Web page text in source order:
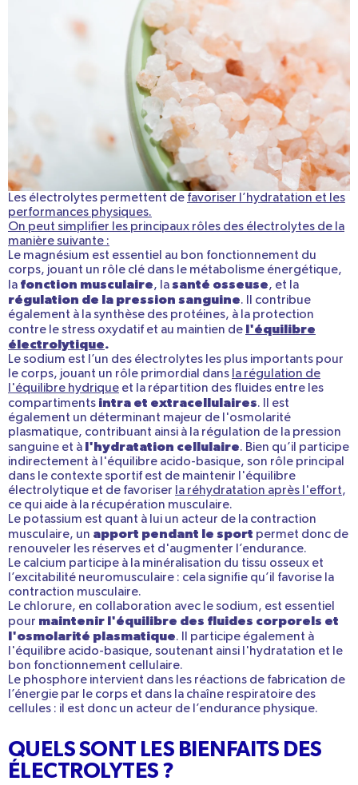
Les électrolytes permettent de favoriser l’hydratation et les
performances physiques.
On peut simplifier les principaux rôles des électrolytes de la
manière suivante :
Le magnésium est essentiel au bon fonctionnement du
corps, jouant un rôle clé dans le métabolisme énergétique,
la fonction musculaire, lasanté osseuse, et la
régulation de la pression sanguine. Il contribue
également à la synthèse des protéines, à la protection
contre le stress oxydatif et au maintien de l'équilibre
électrolytique.
Le sodium est l’un des électrolytes les plus importants pour
le corps, jouant un rôle primordial dans la régulation de
l'équilibre hydrique et la répartition des fluides entre les
compartiments intra et extracellulaires. Il est
également un déterminant majeur de l'osmolarité
plasmatique, contribuant ainsi à la régulation de la pression
sanguine et à l'hydratation cellulaire. Bien qu’il participe
indirectement à l'équilibre acido-basique, son rôle principal
dans le contexte sportif est de maintenir l'équilibre
électrolytique et de favoriser la réhydratation après l'effort,
ce qui aide à la récupération musculaire.
Le potassium est quant à lui un acteur de la contraction
musculaire, un apport pendant le sport permet donc de
renouveler les réserves et d'augmenter l’endurance.
Le calcium participe à la minéralisation du tissu osseux et
l’excitabilité neuromusculaire : cela signifie qu’il favorise la
contraction musculaire.
Le chlorure, en collaboration avec le sodium, est essentiel
pour maintenir l'équilibre des fluides corporels et
l'osmolarité plasmatique. Il participe également à
l'équilibre acido-basique, soutenant ainsi l'hydratation et le
bon fonctionnement cellulaire.
Le phosphore intervient dans les réactions de fabrication de
l’énergie par le corps et dans la chaîne respiratoire des
cellules : il est donc un acteur de l’endurance physique.
QUELS SONT LES BIENFAITS DES
ÉLECTROLYTES ?